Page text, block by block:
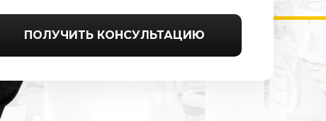
ПОЛУЧИТЬ КОНСУЛЬТАЦИЮ